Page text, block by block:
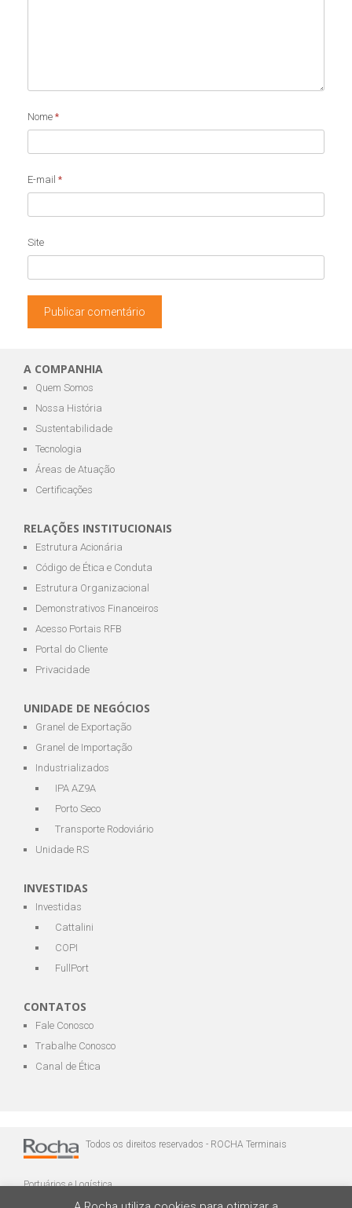
Nome *
E-mail *
Site
A COMPANHIA
Quem Somos
Nossa História
Sustentabilidade
Tecnologia
Áreas de Atuação
Certificações
RELAÇÕES INSTITUCIONAIS
Estrutura Acionária
Código de Ética e Conduta
Estrutura Organizacional
Demonstrativos Financeiros
Acesso Portais RFB
Portal do Cliente
Privacidade
UNIDADE DE NEGÓCIOS
Granel de Exportação
Granel de Importação
Industrializados
IPA AZ9A
Porto Seco
Transporte Rodoviário
Unidade RS
INVESTIDAS
Investidas
Cattalini
COPI
FullPort
CONTATOS
Fale Conosco
Trabalhe Conosco
Canal de Ética
Todos os direitos reservados - ROCHA Terminais
Portuários e Logística